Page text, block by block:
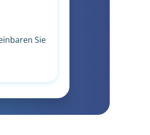
Sie